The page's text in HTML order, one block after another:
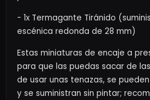
- 1x Termagante Tiránido
escénica redonda de 28 mm)
Estas miniaturas de encaje a
para que las puedas sacar de
de usar unas tenazas, se
y se suministran sin pintar;